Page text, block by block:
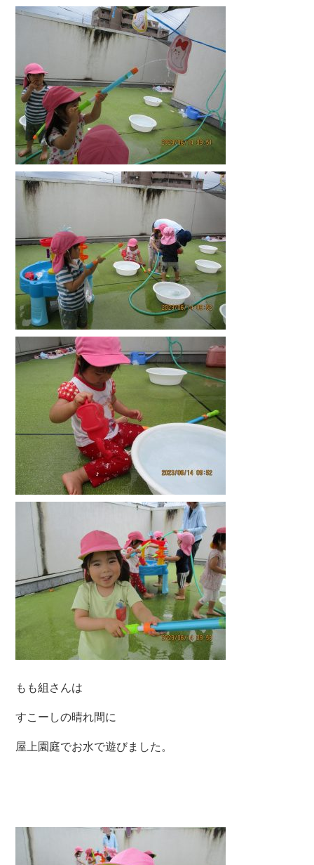
もも組さんは
すこーしの晴れ間に
屋上園庭でお水で遊びました。